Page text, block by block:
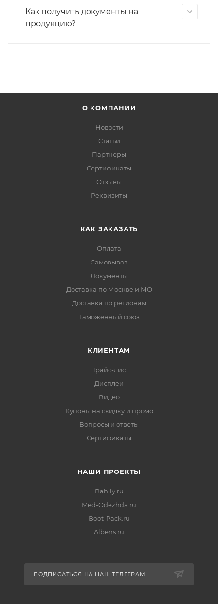
Как получить документы на
продукцию?
О КОМПАНИИ
Новости
Статьи
Партнеры
Сертификаты
Отзывы
Реквизиты
КАК ЗАКАЗАТЬ
Оплата
Самовывоз
Документы
Доставка по Москве и МО
Доставка по регионам
Таможенный союз
КЛИЕНТАМ
Прайс-лист
Дисплеи
Видео
Купоны на скидку и промо
Вопросы и ответы
Сертификаты
НАШИ ПРОЕКТЫ
Bahily.ru
Med-Odezhda.ru
Boot-Pack.ru
Albens.ru
ПОДПИСАТЬСЯ НА НАШ ТЕЛЕГРАМ